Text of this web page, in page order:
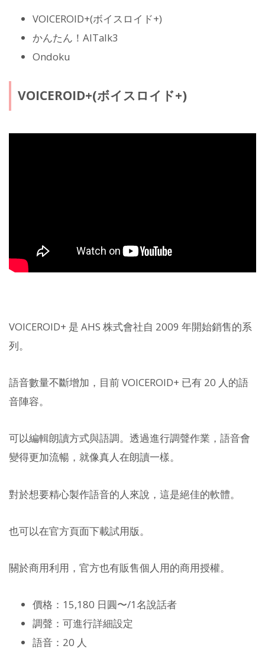
VOICEROID+(ボイスロイド+)
かんたん！AITalk3
Ondoku
VOICEROID+(ボイスロイド+)
VOICEROID+ 是 AHS 株式會社自 2009 年開始銷售的系
列。
語音數量不斷增加，目前 VOICEROID+ 已有 20 人的語
音陣容。
可以編輯朗讀方式與語調。透過進行調聲作業，語音會
變得更加流暢，就像真人在朗讀一樣。
對於想要精心製作語音的人來說，這是絕佳的軟體。
也可以在官方頁面下載試用版。
關於商用利用，官方也有販售個人用的商用授權。
價格：15,180 日圓〜/1名說話者
調聲：可進行詳細設定
語音：20 人